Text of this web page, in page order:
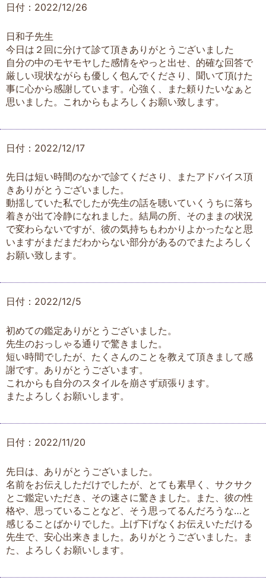
日付：2022/12/26
日和子先生
今日は２回に分けて診て頂きありがとうございました
自分の中のモヤモヤした感情をやっと出せ、的確な回答で
厳しい現状ながらも優しく包んでくださり、聞いて頂けた
事に心から感謝しています。心強く、また頼りたいなぁと
思いました。これからもよろしくお願い致します。
日付：2022/12/17
先日は短い時間のなかで診てくださり、またアドバイス頂
きありがとうございました。
動揺していた私でしたが先生の話を聴いていくうちに落ち
着きが出て冷静になれました。結局の所、そのままの状況
で変わらないですが、彼の気持ちもわかりよかったなと思
いますがまだまだわからない部分があるのでまたよろしく
お願い致します。
日付：2022/12/5
初めての鑑定ありがとうございました。
先生のおっしゃる通りで驚きました。
短い時間でしたが、たくさんのことを教えて頂きまして感
謝です。ありがとうございます。
これからも自分のスタイルを崩さず頑張ります。
またよろしくお願いします。
日付：2022/11/20
先日は、ありがとうございました。
名前をお伝えしただけでしたが、とても素早く、サクサク
とご鑑定いただき、その速さに驚きました。また、彼の性
格や、思っていることなど、そう思ってるんだろうな…と
感じることばかりでした。上げ下げなくお伝えいただける
先生で、安心出来きました。ありがとうございました。ま
た、よろしくお願いします。